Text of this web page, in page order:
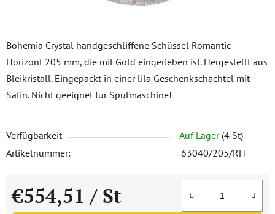
Bohemia Crystal handgeschliffene Schüssel Romantic
Horizont 205 mm, die mit Gold eingerieben ist. Hergestellt aus
Bleikristall. Eingepackt in einer lila Geschenkschachtel mit
Satin. Nicht geeignet für Spülmaschine!
Verfügbarkeit Auf Lager (4 St)
Artikelnummer:
63040/205/RH
€554,51 / St